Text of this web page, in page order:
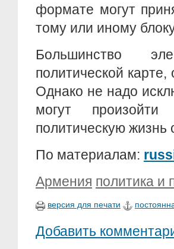
формате могут
тому или иному
Большинство
политической
Однако не надо
могут
политическую жизнь
По материалам:
Армения политика и
версия для печати
Добавить